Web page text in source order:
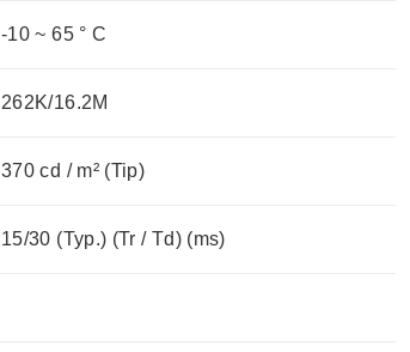
-10 ~ 65 ° C
262K/16.2M
370 cd / m² (Tip)
15/30 (Typ.) (Tr / Td) (ms)